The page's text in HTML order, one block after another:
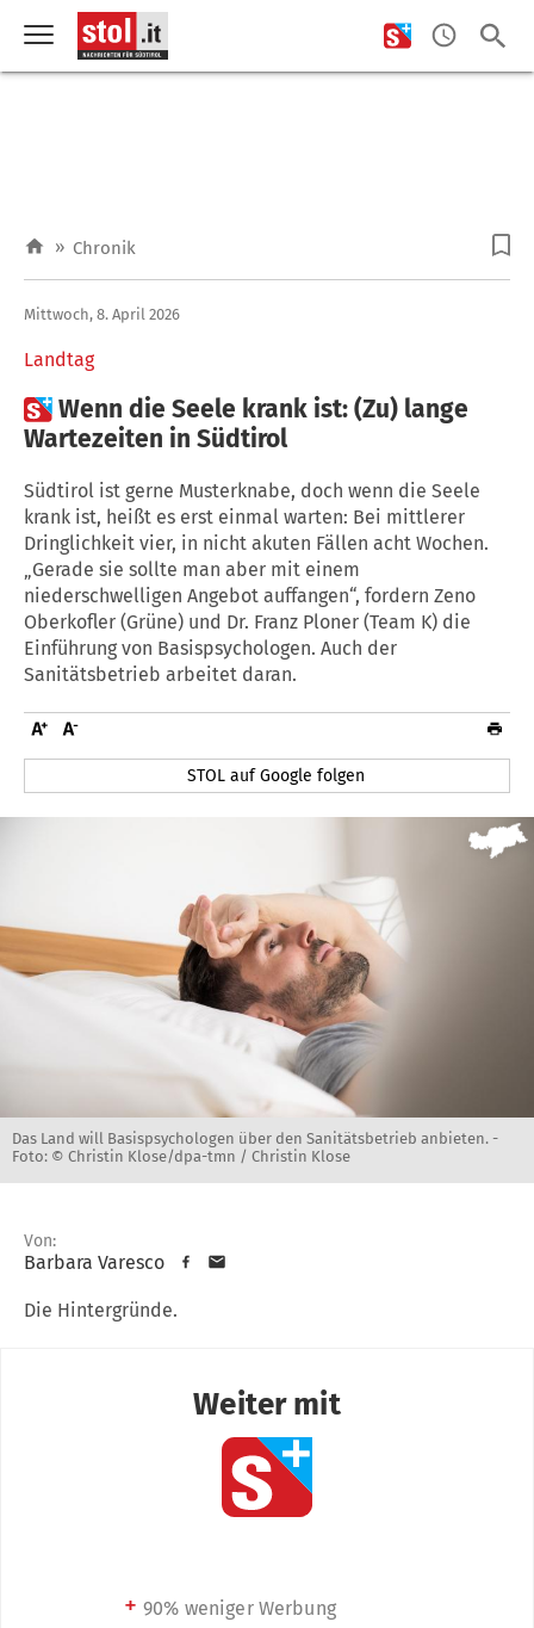
» Chronik
Landtag
Mittwoch, 8. April 2026
Wenn die Seele krank ist: (Zu) lange
Wartezeiten in Südtirol
Südtirol ist gerne Musterknabe, doch wenn die Seele
krank ist, heißt es erst einmal warten: Bei mittlerer
Dringlichkeit vier, in nicht akuten Fällen acht Wochen.
„Gerade sie sollte man aber mit einem
niederschwelligen Angebot auffangen“, fordern Zeno
Oberkofler (Grüne) und Dr. Franz Ploner (Team K) die
Einführung von Basispsychologen. Auch der
Sanitätsbetrieb arbeitet daran.
STOL auf Google folgen
Das Land will Basispsychologen über den Sanitätsbetrieb anbieten. -
Foto: © Christin Klose/dpa-tmn / Christin Klose
Von:
Barbara Varesco
Die Hintergründe.